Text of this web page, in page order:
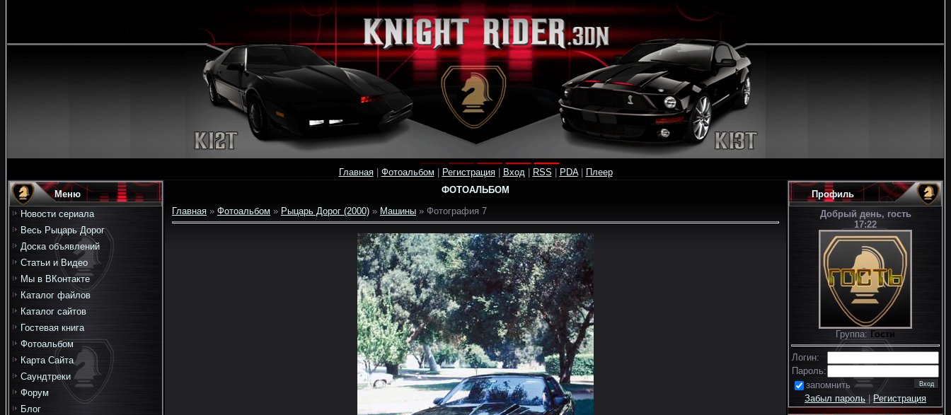
Главная| Фотоальбом Регистрация| Вход| RSS PDA| Плеер
Меню
Новости сериала
Весь Рыцарь Дорог
Доска объявлений
Статьи и Видео
Мы в ВКонтакте
Каталог файлов
Каталог сайтов
Гостевая книга
Фотоальбом
Карта Сайта
Саундтреки
Форум
Блог
ФОТОАЛЬБОМ
Главная » Фотоальбом » Рыцарь Дорог (2000) » Машины » Фотография 7
Профиль
Добрый день, гость
17:22
Группа: Гости
Логин:
Пароль:
запомнить
Забыл пароль|Регистрация